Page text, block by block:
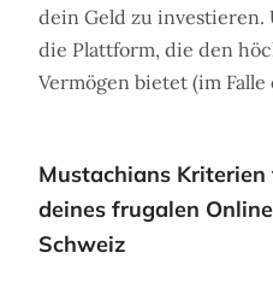
dein Geld zu investieren.
die Plattform, die den
Vermögen bietet (im
Mustachians
deines frugalen
Schweiz